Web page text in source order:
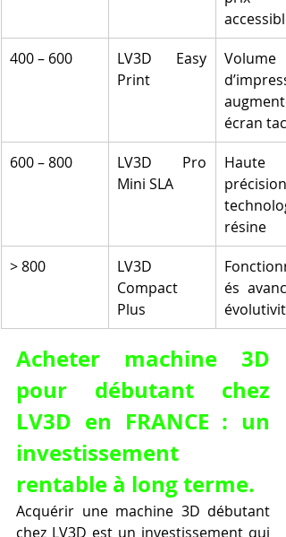
accessible
400 – 600
LV3D Easy
Print
Volume
augmenté,
écran
600 – 800
LV3D Pro
Mini SLA
Haute
précision,
résine
> 800
LV3D
Compact
Plus
és
évolutivité
Acheter machine 3D
pour débutant chez
LV3D en FRANCE : un
investissement
rentable à long terme.
Acquérir une machine 3D débutant
chez LV3D est un investissement qui